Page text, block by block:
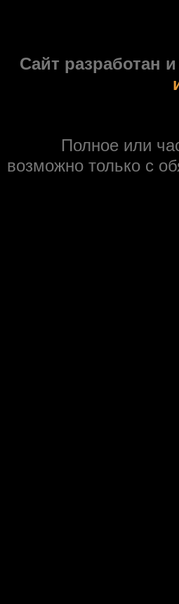
Сайт разработан
Полное или
возможно только с